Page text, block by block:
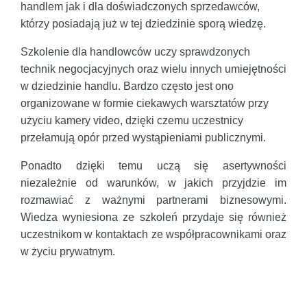
handlem jak i dla doświadczonych sprzedawców,
którzy posiadają już w tej dziedzinie sporą wiedzę.
Szkolenie dla handlowców uczy sprawdzonych
technik negocjacyjnych oraz wielu innych umiejętności
w dziedzinie handlu. Bardzo często jest ono
organizowane w formie ciekawych warsztatów przy
użyciu kamery video, dzięki czemu uczestnicy
przełamują opór przed wystąpieniami publicznymi.
Ponadto dzięki temu uczą się asertywności
niezależnie od warunków, w jakich przyjdzie im
rozmawiać z ważnymi partnerami biznesowymi.
Wiedza wyniesiona ze szkoleń przydaje się również
uczestnikom w kontaktach ze współpracownikami oraz
w życiu prywatnym.